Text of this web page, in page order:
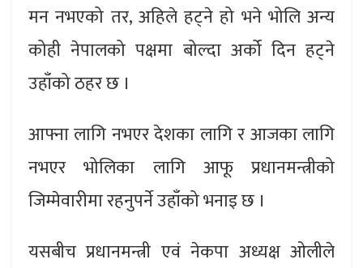
मन नभएको तर, अहिले हट्ने हो भने भोलि अन्य
कोही नेपालको पक्षमा बोल्दा अर्को दिन हट्ने
उहाँको ठहर छ ।
आफ्ना लागि नभएर देशका लागि र आजका लागि
नभएर भोलिका लागि आफू प्रधानमन्त्रीको
जिम्मेवारीमा रहनुपर्ने उहाँको भनाइ छ ।
यसबीच प्रधानमन्त्री एवं नेकपा अध्यक्ष ओलीले